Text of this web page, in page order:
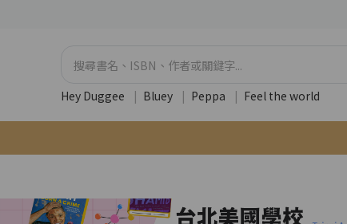
Hey Duggee | Bluey | Peppa | Feel the world